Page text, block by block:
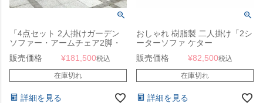
「4点セット 2人掛けガーデン
ソファー・アームチェア2脚・
テーブル ケター（KETER） サ
ルタ（Salta Lounge Set 2-
seater）」【単品販売可】
販売価格 ¥181,500税込
在庫切れ
詳細を見る
おしゃれ 樹脂製 二人掛け「2シ
ーターソファ ケター
（KETER） サルタ（Salta
SOFA 145037）」樹脂製ラタン
調ファニチャー
販売価格 ¥82,500税込
在庫切れ
詳細を見る